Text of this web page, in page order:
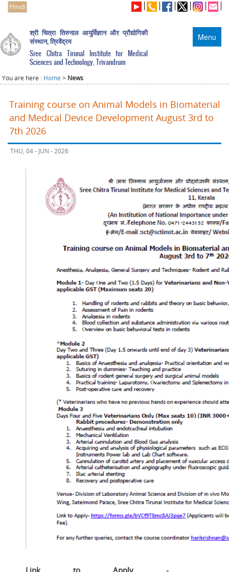
Hindi
Menu
श्री चित्रा तिरुनाल आयुर्विज्ञान और प्रौद्योगिकी
संस्थान, त्रिवेंद्रम
Sree Chitra Tirunal Institute for Medical
Sciences and Technology, Trivandrum
You are here : Home > News
Training course on Animal Models in Biomaterial
and Medical Device Development August 3rd to
7th 2026
THU, 04 - JUN - 2026
Link to Apply -